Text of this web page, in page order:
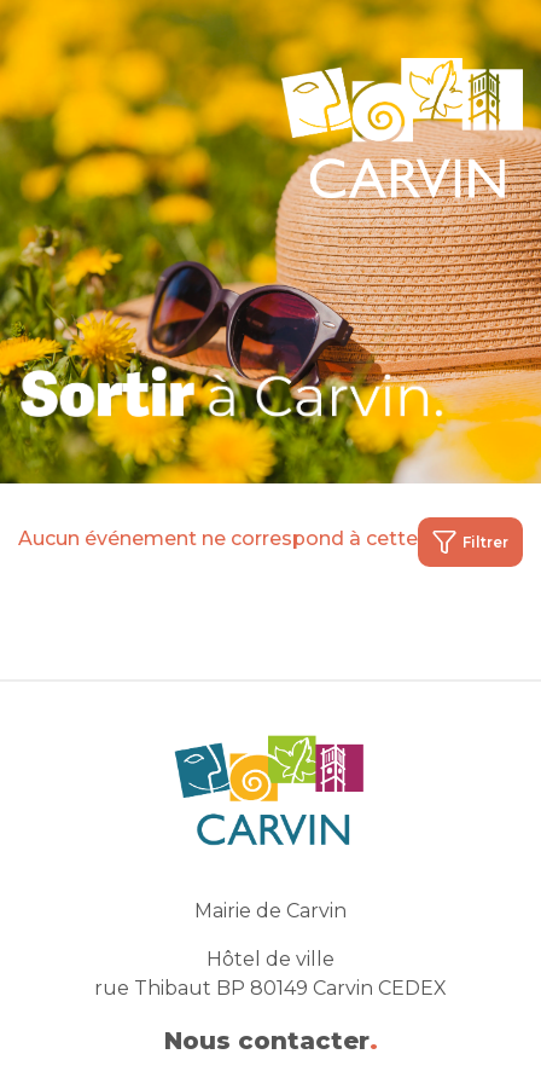
Filtrer
Aucun événement ne correspond à cette recherche
Mairie de Carvin
Hôtel de ville
rue Thibaut BP 80149 Carvin CEDEX
Nous contacter.